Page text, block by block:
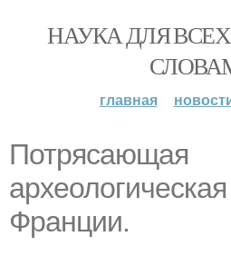
НАУКА ДЛЯ
главная
Потрясающая
Франции.